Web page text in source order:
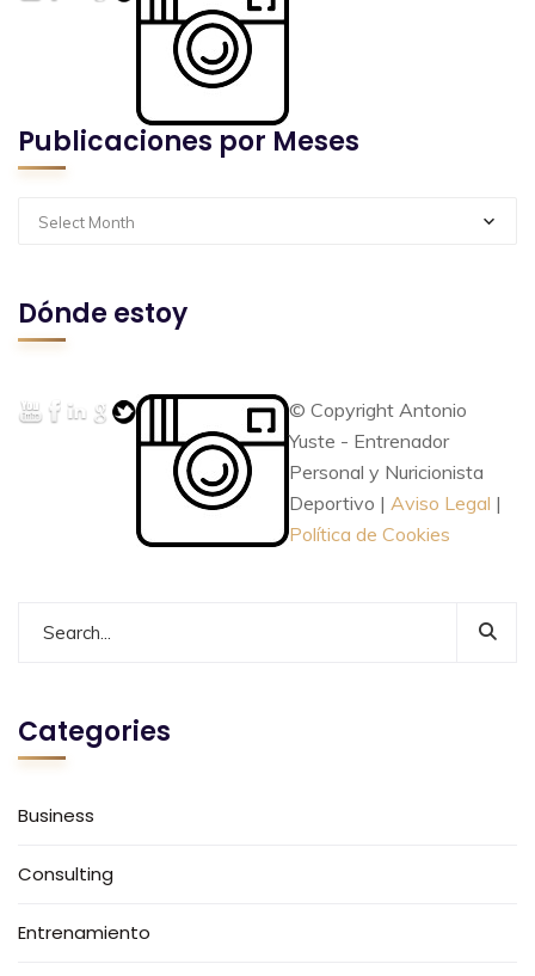
Publicaciones por Meses
Select Month
Dónde estoy
© Copyright Antonio
Yuste - Entrenador
Personal y Nuricionista
Deportivo | Aviso Legal |
Política de Cookies
Categories
Business
Consulting
Entrenamiento